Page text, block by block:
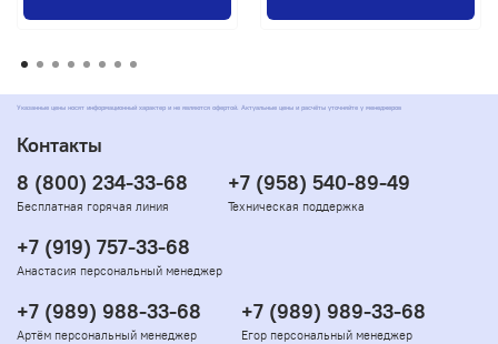
Указанные цены носят информационный характер и не являются офертой. Актуальные цены и расчёты уточняйте у менеджеров
Контакты
8 (800) 234-33-68
Бесплатная горячая линия
+7 (958) 540-89-49
Техническая поддержка
+7 (919) 757-33-68
Анастасия персональный менеджер
+7 (989) 988-33-68
Артём персональный менеджер
+7 (989) 989-33-68
Егор персональный менеджер